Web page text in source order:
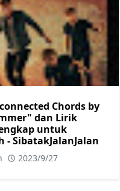
Chords by
dan Lirik
untuk
- SibatakJalanJalan
2023/9/27